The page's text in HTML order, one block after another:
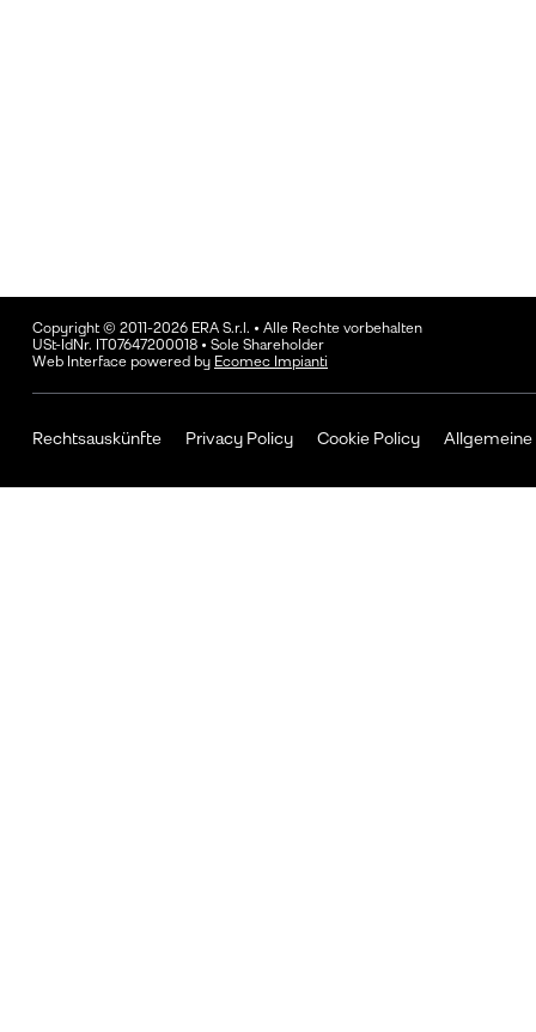
Copyright © 2011-2026 ERA S.r.l. • Alle Rechte vorbehalten
USt-IdNr. IT07647200018 • Sole Shareholder
Web Interface powered by Ecomec Impianti
Rechtsauskünfte Privacy Policy Cookie Policy Allgemeine